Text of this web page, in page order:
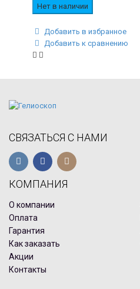
Нет в наличии
Добавить в избранное
Добавить к сравнению
СВЯЗАТЬСЯ С НАМИ
КОМПАНИЯ
О компании
Оплата
Гарантия
Как заказать
Акции
Контакты